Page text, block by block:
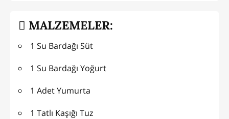
MALZEMELER:
1 Su Bardağı Süt
1 Su Bardağı Yoğurt
1 Adet Yumurta
1 Tatlı Kaşığı Tuz